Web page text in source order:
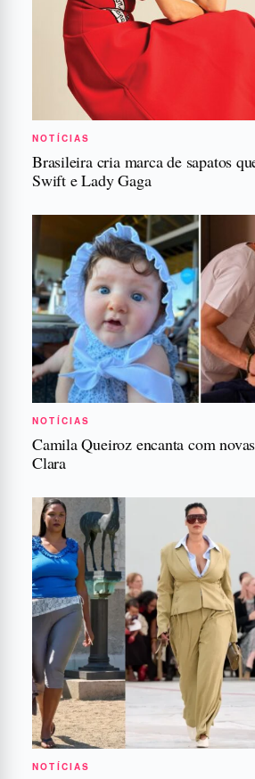
NOTÍCIAS
Brasileira cria marca de sapatos
Swift e Lady Gaga
NOTÍCIAS
Camila Queiroz encanta com
Clara
NOTÍCIAS